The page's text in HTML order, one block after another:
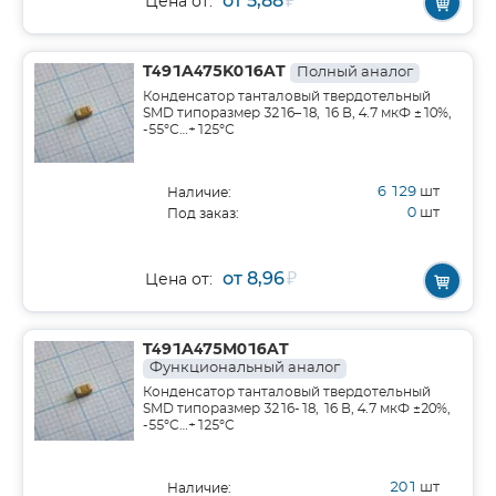
T491A475K016AT Полный аналог
Конденсатор танталовый твердотельный
SMD типоразмер 3216–18, 16 В, 4.7 мкФ ±10%,
-55°С…+125°С
Наличие: 6 129 шт
Под заказ: 0 шт
Цена от: от 8,96₽
T491A475M016AT
Функциональный аналог
Конденсатор танталовый твердотельный
SMD типоразмер 3216-18, 16 В, 4.7 мкФ ±20%,
-55°C…+125°C
Наличие: 201 шт